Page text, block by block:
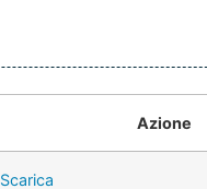
Azione
Scarica